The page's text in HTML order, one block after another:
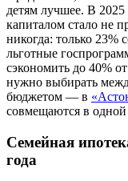
детям лучшее. В
капиталом стало не
никогда: только 23%
льготные
сэкономить до 40%
нужно выбирать
бюджетом — в
совмещаются в одной
Семейная
года